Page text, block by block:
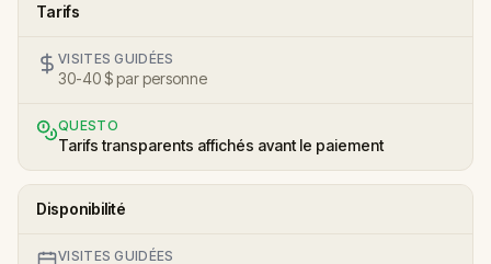
Tarifs
VISITES GUIDÉES
30-40 $ par personne
QUESTO
Tarifs transparents affichés avant le paiement
Disponibilité
VISITES GUIDÉES